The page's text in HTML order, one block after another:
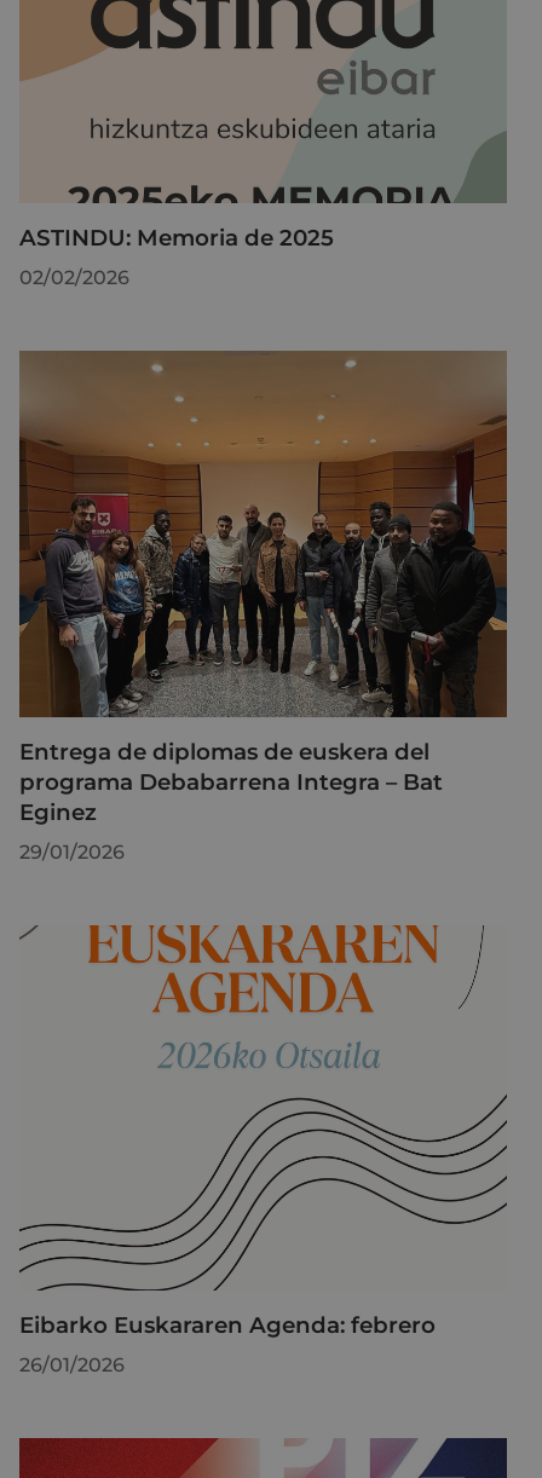
ASTINDU: Memoria de 2025
02/02/2026
Entrega de diplomas de euskera del
programa Debabarrena Integra – Bat
Eginez
29/01/2026
Eibarko Euskararen Agenda: febrero
26/01/2026